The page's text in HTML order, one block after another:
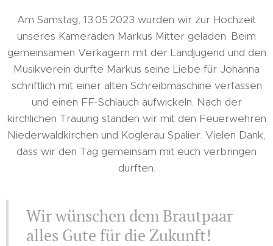
Am Samstag, 13.05.2023 wurden wir zur Hochzeit
unseres Kameraden Markus Mitter geladen. Beim
gemeinsamen Verkagern mit der Landjugend und den
Musikverein durfte Markus seine Liebe für Johanna
schriftlich mit einer alten Schreibmaschine verfassen
und einen FF-Schlauch aufwickeln. Nach der
kirchlichen Trauung standen wir mit den Feuerwehren
Niederwaldkirchen und Koglerau Spalier. Vielen Dank,
dass wir den Tag gemeinsam mit euch verbringen
durften.
Wir wünschen dem Brautpaar
alles Gute für die Zukunft!